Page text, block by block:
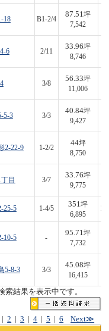
18 B1-2/4
87.51坪
7,542
6 2/11
33.96坪
8,746
3/8
56.33坪
11,006
5-3 3/3
40.84坪
9,427
2-22-9 1-2/2
44坪
8,750
目 3/7
33.76坪
9,775
25-5 1-4/5
351坪
6,895
10-5 -
95.71坪
7,732
5-8-3 3/3
45.08坪
16,415
結果を表示中です。
|2 |3 |4 |5 |6 Next≫